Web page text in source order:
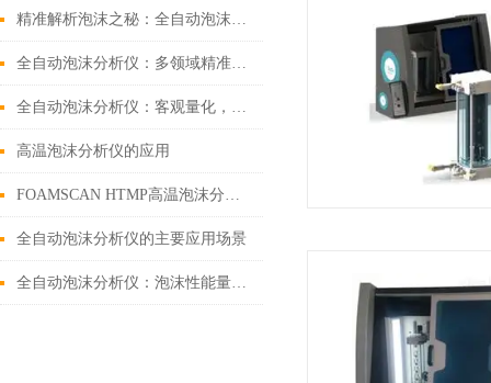
精准解析泡沫之秘：全自动泡沫分析仪，量化泡沫行为的智能专家
全自动泡沫分析仪：多领域精准赋能，解锁泡沫科学核心价值
全自动泡沫分析仪：客观量化，动态分析
高温泡沫分析仪的应用
FOAMSCAN HTMP高温泡沫分析仪 || 仪器介绍
全自动泡沫分析仪的主要应用场景
全自动泡沫分析仪：泡沫性能量化的精准检测专家